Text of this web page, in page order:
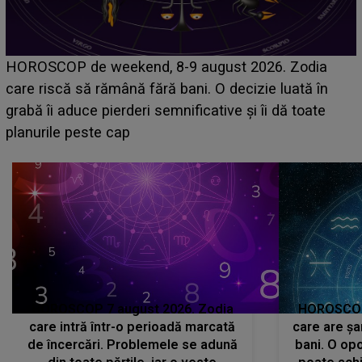
Emanuel a ținut ACEST DETALIU ASCUNS până
acum! În fața Alexandrei, concurentul din Casa Iubirii
face o MĂRTURISIRE NEAȘTEPTATĂ despre mama
sa: "I-am spus și ei în față, eu nu te iubesc pentru
HOROSCOP 7 august 2026. Zodia
care intră într-o perioadă marcată
de încercări. Problemele se adună
care are
bani. O